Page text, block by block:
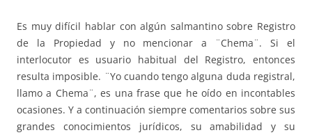
Es muy difícil hablar con algún salmantino sobre Registro
de la Propiedad y no mencionar a ¨Chema¨. Si el
interlocutor es usuario habitual del Registro, entonces
resulta imposible. ¨Yo cuando tengo alguna duda registral,
llamo a Chema¨, es una frase que he oído en incontables
ocasiones. Y a continuación siempre comentarios sobre sus
grandes conocimientos jurídicos, su amabilidad y su